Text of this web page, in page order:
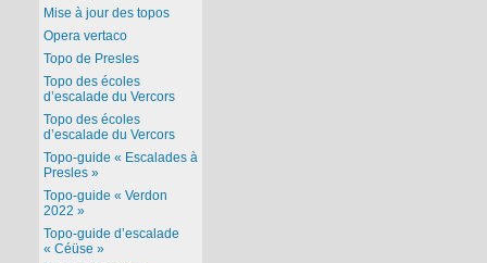
Mise à jour des topos
Opera vertaco
Topo de Presles
Topo des écoles
d’escalade du Vercors
Topo des écoles
d’escalade du Vercors
Topo-guide « Escalades à
Presles »
Topo-guide « Verdon
2022 »
Topo-guide d’escalade
« Céüse »